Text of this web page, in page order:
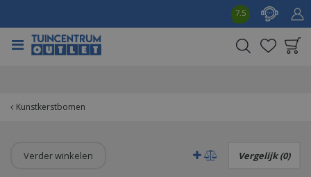
Kunstkerstbomen
7.5
Verder winkelen Vergelijk (0)